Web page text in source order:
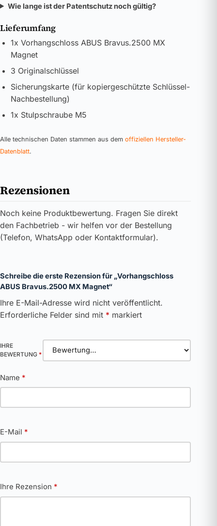
Wie lange ist der Patentschutz noch gültig?
Lieferumfang
1x Vorhangschloss ABUS Bravus.2500 MX
Magnet
3 Originalschlüssel
Sicherungskarte (für kopiergeschützte Schlüssel-
Nachbestellung)
1x Stulpschraube M5
Alle technischen Daten stammen aus dem offiziellen Hersteller-
Datenblatt.
Rezensionen
Noch keine Produktbewertung. Fragen Sie direkt
den Fachbetrieb - wir helfen vor der Bestellung
(Telefon, WhatsApp oder Kontaktformular).
Schreibe die erste Rezension für „Vorhangschloss
ABUS Bravus.2500 MX Magnet“
Ihre E-Mail-Adresse wird nicht veröffentlicht.
Erforderliche Felder sind mit * markiert
IHRE
BEWERTUNG *
Name *
E-Mail *
Ihre Rezension *